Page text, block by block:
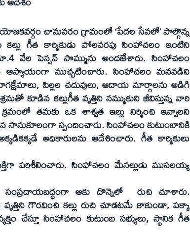
చామవరం గ్రామంలో ‘పేదల సేవలో’ పాల్గొన్న
గీత కార్మికుడు పోలవరపు సింహాచలం ఇంటిని
వేల పెన్షన్ సొమ్మును అందజేశారు. సింహాచలం
ఆప్యాయంగా ముచ్చటించారు. సింహాచలం మనవడిని
పిల్లల చదువులు, ఆదాయ మార్గాలను అడిగి
కూడిన కల్లుగీత వృత్తిని నమ్ముకుని జీవిస్తున్న వారి
తమకు ఒక శాశ్వత ఇల్లు నిర్మించి ఇవ్వాలని
స్పందించారు. సింహాచలం కుటుంబానికి
అధికారులను ఆదేశించారు. గీత కార్మికులు
పరిశీలించారు. సింహాచలం మేనల్లుడు ముసలయ్య
సంప్రదాయబద్ధంగా ఆకు దొన్నెలో రుచి చూశారు.
గౌరవించి కల్లు రుచి చూడటమే కాకుండా, పక్కా
చేస్తూ సింహాచలం కుటుంబ సభ్యులు, స్థానిక గీత